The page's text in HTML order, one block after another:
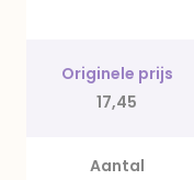
Originele prijs
17,45
Aantal